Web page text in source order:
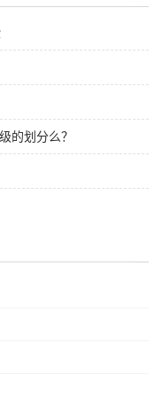
的划分么？